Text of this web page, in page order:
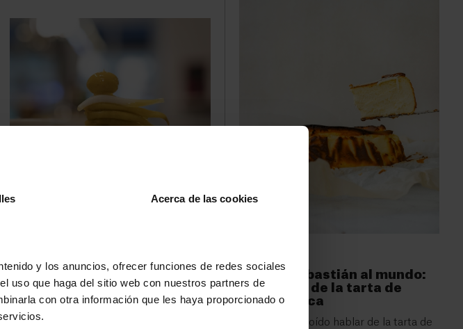
Acerca de las cookies
y los anuncios, ofrecer funciones de redes sociales
uso que haga del sitio web con nuestros partners de
con otra información que les haya proporcionado o
Una lista de lugares donde
comer en el País Vasco
El País Vasco ofrece una rica variedad
de experiencias gastronómicas, desde
De San Sebastián al mundo:
la historia de la tarta de
queso vasca
Si aún no has oído hablar de la tarta de